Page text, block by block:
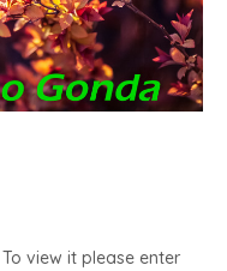
view it please enter